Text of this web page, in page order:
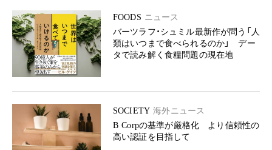
FOODS ニュース
バーツラフ・シュミル最新作が問う「人
類はいつまで食べられるのか」 デー
タで読み解く食糧問題の現在地
SOCIETY 海外ニュース
B Corpの基準が厳格化 より信頼性の
高い認証を目指して